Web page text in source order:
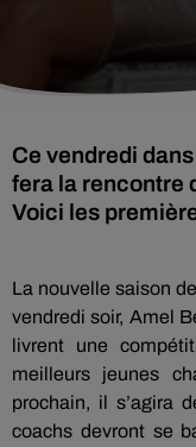
Ce vendredi
fera la rencontre
Voici les
La nouvelle saison
vendredi soir, Amel
livrent une
meilleurs
jeunes
prochain, il s’agira
coachs devront se